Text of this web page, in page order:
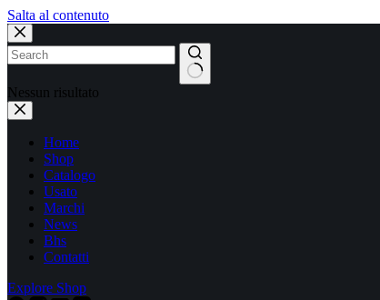
Salta al contenuto
Nessun risultato
Home
Shop
Catalogo
Usato
Marchi
News
Bhs
Contatti
Explore Shop